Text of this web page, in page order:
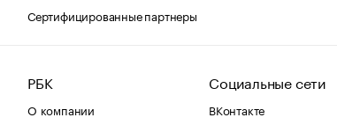
Сертифицированные партнеры
РБК
О компании
Социальные сети
ВКонтакте